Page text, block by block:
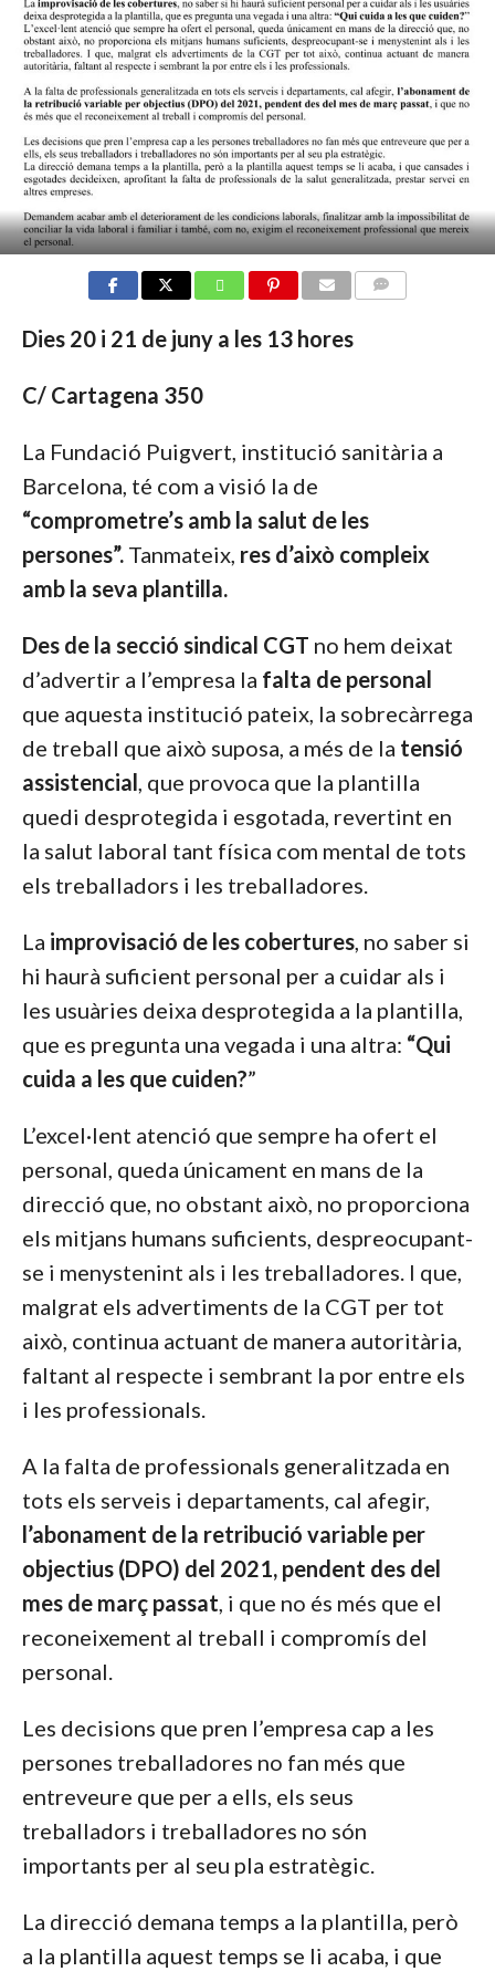
Dies 20 i 21 de juny a les 13 hores
C/ Cartagena 350
La Fundació Puigvert, institució sanitària a
Barcelona, té com a visió la de
“comprometre’s amb la salut de les
persones”. Tanmateix, res d’això compleix
amb la seva plantilla.
Des de la secció sindical CGT no hem deixat
d’advertir a l’empresa la falta de personal
que aquesta institució pateix, la sobrecàrrega
de treball que això suposa, a més de la tensió
assistencial, que provoca que la plantilla
quedi desprotegida i esgotada, revertint en
la salut laboral tant física com mental de tots
els treballadors i les treballadores.
La improvisació de les cobertures, no saber si
hi haurà suficient personal per a cuidar als i
les usuàries deixa desprotegida a la plantilla,
que es pregunta una vegada i una altra: “Qui
cuida a les que cuiden?”
L’excel·lent atenció que sempre ha ofert el
personal, queda únicament en mans de la
direcció que, no obstant això, no proporciona
els mitjans humans suficients, despreocupant-
se i menystenint als i les treballadores. I que,
malgrat els advertiments de la CGT per tot
això, continua actuant de manera autoritària,
faltant al respecte i sembrant la por entre els
i les professionals.
A la falta de professionals generalitzada en
tots els serveis i departaments, cal afegir,
l’abonament de la retribució variable per
objectius (DPO) del 2021, pendent des del
mes de març passat, i que no és més que el
reconeixement al treball i compromís del
personal.
Les decisions que pren l’empresa cap a les
persones treballadores no fan més que
entreveure que per a ells, els seus
treballadors i treballadores no són
importants per al seu pla estratègic.
La direcció demana temps a la plantilla, però
a la plantilla aquest temps se li acaba, i que